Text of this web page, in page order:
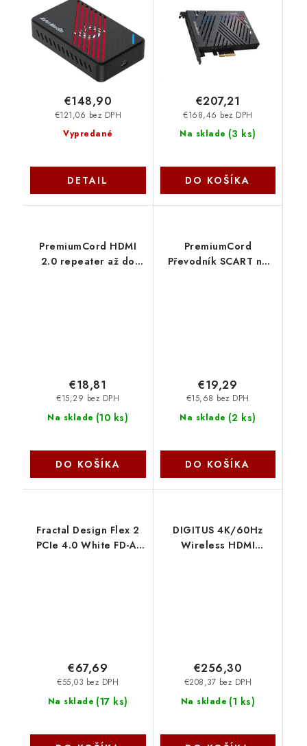
AverMedia
Vypredané
€121,06 bez DPH
€148,90
DETAIL
PCI-E, 2x HDMI, Full
HD, 2160p, MPEG 4,
RGB podsvícení
AverMedia
Na sklade (3 ks)
€168,46 bez DPH
€207,21
DO KOŠÍKA
PremiumCord HDMI
2.0 repeater až do
Na sklade (10 ks)
€15,29 bez DPH
€18,81
DO KOŠÍKA
PremiumCord
Převodník SCART na
Na sklade (2 ks)
€15,68 bez DPH
€19,29
DO KOŠÍKA
Fractal Design Flex 2
PCIe 4.0 White FD-A-
Na sklade (17 ks)
€55,03 bez DPH
€67,69
DIGITUS 4K/60Hz
Wireless HDMI
Na sklade (1 ks)
€208,37 bez DPH
€256,30